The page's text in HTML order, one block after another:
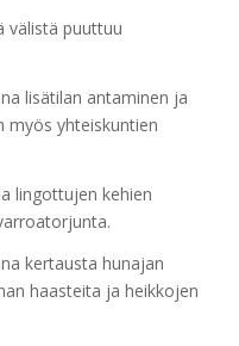
välistä puuttuu
lisätilan antaminen ja
myös yhteiskuntien
lingottujen kehien
kertausta hunajan
haasteita ja heikkojen